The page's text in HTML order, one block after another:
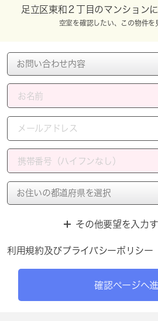
足立区東和２丁目のマンション
空室を確認したい、この物件を
その他要望を入力す
利用規約及びプライバシーポリシー
確認ページへ